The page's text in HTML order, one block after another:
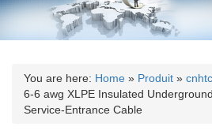
You are here: Home » Produit »
6-6 awg XLPE Insulated
Service-Entrance Cable